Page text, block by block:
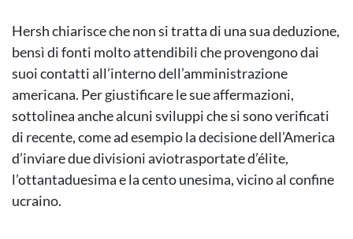
Hersh chiarisce che non si tratta di una sua deduzione,
bensì di fonti molto attendibili che provengono dai
suoi contatti all’interno dell’amministrazione
americana. Per giustificare le sue affermazioni,
sottolinea anche alcuni sviluppi che si sono verificati
di recente, come ad esempio la decisione dell’America
d’inviare due divisioni aviotrasportate d’élite,
l’ottantaduesima e la cento unesima, vicino al confine
ucraino.